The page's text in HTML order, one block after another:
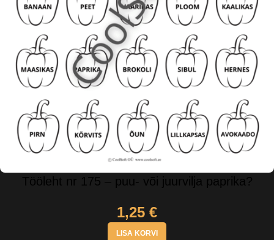
Tööleht nr 175 – puu- või juurvilja paprika?
1,25 €
LISA KORVI